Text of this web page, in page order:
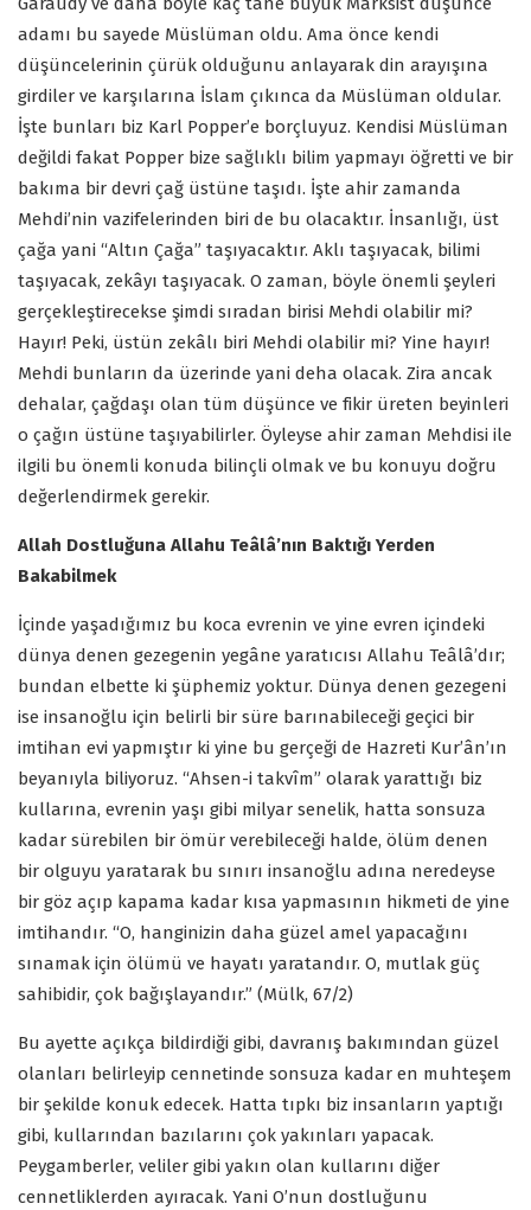
adamı bu sayede Müslüman oldu. Ama önce kendi
düşüncelerinin çürük olduğunu anlayarak din arayışına
girdiler ve karşılarına İslam çıkınca da Müslüman oldular.
İşte bunları biz Karl Popper’e borçluyuz. Kendisi Müslüman
değildi fakat Popper bize sağlıklı bilim yapmayı öğretti ve bir
bakıma bir devri çağ üstüne taşıdı. İşte ahir zamanda
Mehdi’nin vazifelerinden biri de bu olacaktır. İnsanlığı, üst
çağa yani “Altın Çağa” taşıyacaktır. Aklı taşıyacak, bilimi
taşıyacak, zekâyı taşıyacak. O zaman, böyle önemli şeyleri
gerçekleştirecekse şimdi sıradan birisi Mehdi olabilir mi?
Hayır! Peki, üstün zekâlı biri Mehdi olabilir mi? Yine hayır!
Mehdi bunların da üzerinde yani deha olacak. Zira ancak
dehalar, çağdaşı olan tüm düşünce ve fikir üreten beyinleri
o çağın üstüne taşıyabilirler. Öyleyse ahir zaman Mehdisi ile
ilgili bu önemli konuda bilinçli olmak ve bu konuyu doğru
değerlendirmek gerekir.
Allah Dostluğuna Allahu Teâlâ’nın Baktığı Yerden
Bakabilmek
İçinde yaşadığımız bu koca evrenin ve yine evren içindeki
dünya denen gezegenin yegâne yaratıcısı Allahu Teâlâ’dır;
bundan elbette ki şüphemiz yoktur. Dünya denen gezegeni
ise insanoğlu için belirli bir süre barınabileceği geçici bir
imtihan evi yapmıştır ki yine bu gerçeği de Hazreti Kur’ân’ın
beyanıyla biliyoruz. “Ahsen-i takvîm” olarak yarattığı biz
kullarına, evrenin yaşı gibi milyar senelik, hatta sonsuza
kadar sürebilen bir ömür verebileceği halde, ölüm denen
bir olguyu yaratarak bu sınırı insanoğlu adına neredeyse
bir göz açıp kapama kadar kısa yapmasının hikmeti de yine
imtihandır. “O, hanginizin daha güzel amel yapacağını
sınamak için ölümü ve hayatı yaratandır. O, mutlak güç
sahibidir, çok bağışlayandır.” (Mülk, 67/2)
Bu ayette açıkça bildirdiği gibi, davranış bakımından güzel
olanları belirleyip cennetinde sonsuza kadar en muhteşem
bir şekilde konuk edecek. Hatta tıpkı biz insanların yaptığı
gibi, kullarından bazılarını çok yakınları yapacak.
Peygamberler, veliler gibi yakın olan kullarını diğer
cennetliklerden ayıracak. Yani O’nun dostluğunu